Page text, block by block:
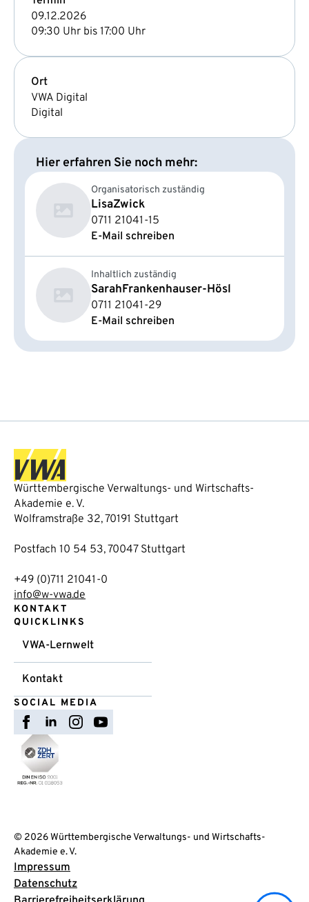
09.12.2026
09:30 Uhr bis 17:00 Uhr
Ort
VWA Digital
Digital
Hier erfahren Sie noch mehr:
Organisatorisch zuständig
LisaZwick
0711 21041-15
E-Mail schreiben
Inhaltlich zuständig
SarahFrankenhauser-Hösl
0711 21041-29
E-Mail schreiben
Württembergische Verwaltungs- und Wirtschafts-
Akademie e. V.
Wolframstraße 32, 70191 Stuttgart
Postfach 10 54 53, 70047 Stuttgart
+49 (0)711 21041-0
info@w-vwa.de
KONTAKT
QUICKLINKS
VWA-Lernwelt
Kontakt
SOCIAL MEDIA
© 2026 Württembergische Verwaltungs- und Wirtschafts-
Akademie e. V.
Impressum
Datenschutz